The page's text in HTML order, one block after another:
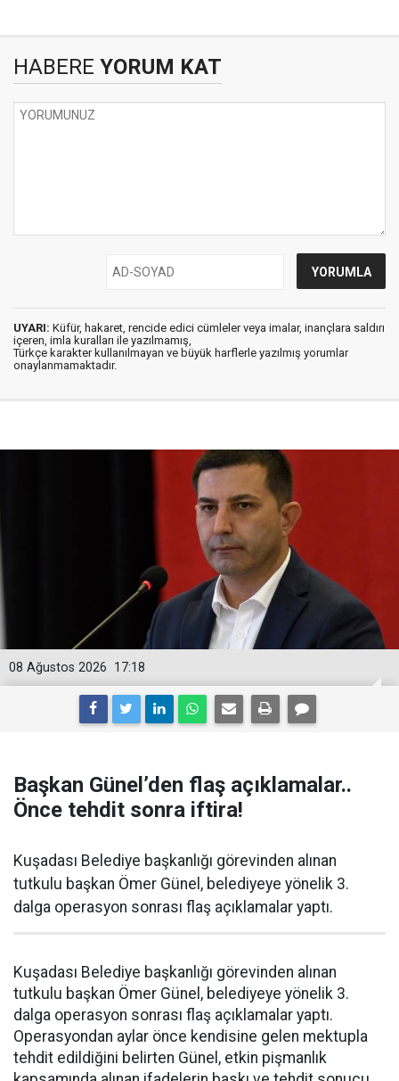
HABERE YORUM KAT
UYARI: Küfür, hakaret, rencide edici cümleler veya imalar, inançlara saldırı
içeren, imla kuralları ile yazılmamış,
Türkçe karakter kullanılmayan ve büyük harflerle yazılmış yorumlar
onaylanmamaktadır.
17:18
08 Ağustos 2026
Başkan Günel’den flaş açıklamalar..
Önce tehdit sonra iftira!
Kuşadası Belediye başkanlığı görevinden alınan
tutkulu başkan Ömer Günel, belediyeye yönelik 3.
dalga operasyon sonrası flaş açıklamalar yaptı.
Kuşadası Belediye başkanlığı görevinden alınan
tutkulu başkan Ömer Günel, belediyeye yönelik 3.
dalga operasyon sonrası flaş açıklamalar yaptı.
Operasyondan aylar önce kendisine gelen mektupla
tehdit edildiğini belirten Günel, etkin pişmanlık